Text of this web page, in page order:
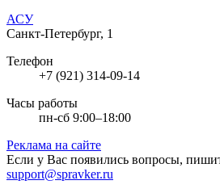
АСУ
Санкт-Петербург, 1
Телефон
+7 (921) 314-09-14
Часы работы
пн-сб 9:00–18:00
Реклама на сайте
Если у Вас появились вопросы,
support@spravker.ru